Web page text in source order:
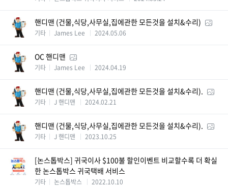
핸디맨 (건물,식당,사무실,집에관한 모든것을 설치&수리)
기타 James Lee 2024.05.06
OC 핸디맨
기타 James Lee 2024.04.19
핸디맨 (건물,식당,사무실,집에관한 모든것을 설치&수리).
기타 J 핸디맨 2024.02.21
핸디맨 (건물,식당,사무실,집에관한 모든것을 설치&수리).
기타 J 핸디맨 2023.10.25
[논스톱박스] 귀국이사 $100불 할인이벤트 비교할수록 더 확실
한 논스톱박스 귀국택배 서비스
기타 논스톱박스 2022.10.10